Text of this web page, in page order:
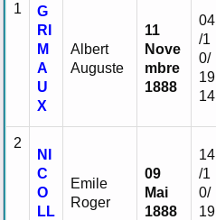
1
G
RI
M
A
U
X
Albert
Auguste
11
Nove
mbre
1888
04
/1
0/
19
14
2
NI
C
O
LL
Emile
Roger
09
Mai
1888
14
/1
0/
19